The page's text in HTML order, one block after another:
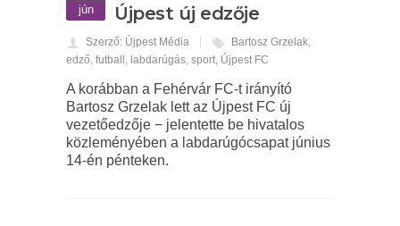
jún
Újpest új edzője
Szerző: Újpest Média Bartosz Grzelak,
edző, futball, labdarúgás, sport, Újpest FC
A korábban a Fehérvár FC-t irányító
Bartosz Grzelak lett az Újpest FC új
vezetőedzője − jelentette be hivatalos
közleményében a labdarúgócsapat június
14-én pénteken.